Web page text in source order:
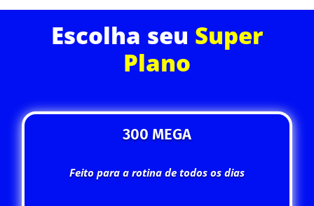
Escolha seu Super
Plano
300 MEGA
Feito para a rotina de todos os dias